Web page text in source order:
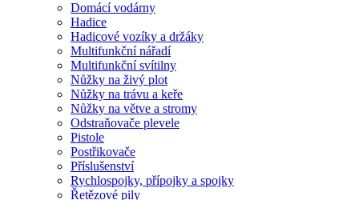
Domácí vodárny
Hadice
Hadicové vozíky a držáky
Multifunkční nářadí
Multifunkční svítilny
Nůžky na živý plot
Nůžky na trávu a keře
Nůžky na větve a stromy
Odstraňovače plevele
Pistole
Postřikovače
Příslušenství
Rychlospojky, přípojky a spojky
Řetězové pily